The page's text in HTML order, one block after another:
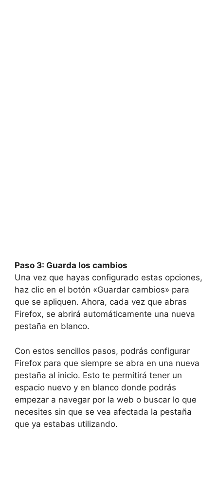
Paso 3: Guarda los cambios
Una vez que hayas configurado estas opciones,
haz clic en el botón «Guardar cambios» para
que se apliquen. Ahora, cada vez que abras
Firefox, se abrirá automáticamente una nueva
pestaña en blanco.
Con estos sencillos pasos, podrás configurar
Firefox para que siempre se abra en una nueva
pestaña al inicio. Esto te permitirá tener un
espacio nuevo y en blanco donde podrás
empezar a navegar por la web o buscar lo que
necesites sin que se vea afectada la pestaña
que ya estabas utilizando.